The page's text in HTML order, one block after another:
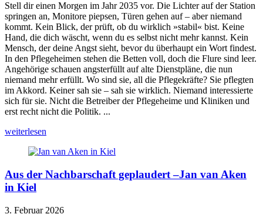
Stell dir einen Morgen im Jahr 2035 vor. Die Lichter auf der Station
springen an, Monitore piepsen, Türen gehen auf – aber niemand
kommt. Kein Blick, der prüft, ob du wirklich »stabil« bist. Keine
Hand, die dich wäscht, wenn du es selbst nicht mehr kannst. Kein
Mensch, der deine Angst sieht, bevor du überhaupt ein Wort findest.
In den Pflegeheimen stehen die Betten voll, doch die Flure sind leer.
Angehörige schauen angsterfüllt auf alte Dienstpläne, die nun
niemand mehr erfüllt. Wo sind sie, all die Pflegekräfte? Sie pflegten
im Akkord. Keiner sah sie – sah sie wirklich. Niemand interessierte
sich für sie. Nicht die Betreiber der Pflegeheime und Kliniken und
erst recht nicht die Politik. ...
weiterlesen
Aus der Nachbarschaft geplaudert –Jan van Aken
in Kiel
3. Februar 2026